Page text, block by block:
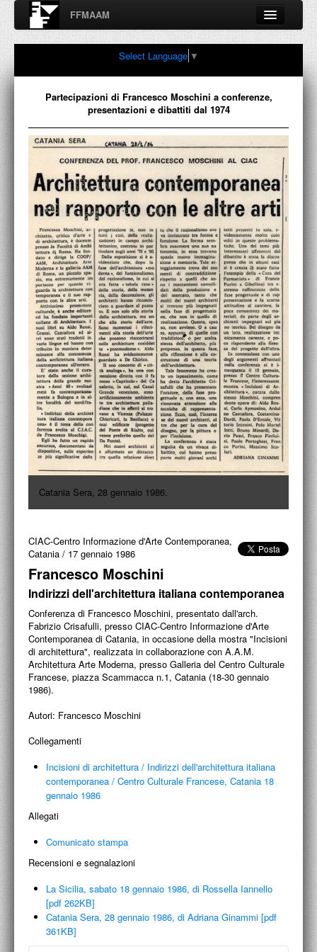
FFMAAM
Fondo Francesco Moschini
A.A.M. Architettura Arte Moderna
Percorsi, nodi, sconfinamenti e contaminazioni tra Arte,
FFMAAM
FRANCESCO MOSCHINI
PUBBLICAZIONI
CONFERENZE
VIDEO
COLLEZIONE
ACCADEMIA NAZIONALE DI SAN LUCA
I.E.D. / ROMA
POLITECNICO DI BARI
BIBLIOTECA FRANCESCO MOSCHINI
A.A.M. ARCHITETTURA ARTE MODERNA
RECENSIONI GENERALI
MOSTRE
DUETTI / DUELLI
LABORATORI DI PROGETTAZIONE
PROGETTI D'OPERA
PROGETTI CULTURALI
PROGETTO T.E.S.I.
Select Language ▼
Partecipazioni di Francesco Moschini a conferenze,
presentazioni e dibattiti dal 1974
Catania Sera, 28 gennaio 1986.
CIAC-Centro Informazione d'Arte Contemporanea,
Catania / 17 gennaio 1986
Francesco Moschini
Indirizzi dell'architettura italiana contemporanea
Conferenza di Francesco Moschini, presentato dall'arch.
Fabrizio Crisafulli, presso CIAC-Centro Informazione d'Arte
Contemporanea di Catania, in occasione della mostra "Incisioni
di architettura", realizzata in collaborazione con A.A.M.
Architettura Arte Moderna, presso Galleria del Centro Culturale
Francese, piazza Scammacca n.1, Catania (18-30 gennaio
1986).
Autori: Francesco Moschini
Collegamenti
Incisioni di architettura / Indirizzi dell'architettura italiana
contemporanea / Centro Culturale Francese, Catania 18
gennaio 1986
Allegati
Comunicato stampa
Recensioni e segnalazioni
La Sicilia, sabato 18 gennaio 1986, di Rossella Iannello
[pdf 262KB]
Catania Sera, 28 gennaio 1986, di Adriana Ginammi [pdf
361KB]